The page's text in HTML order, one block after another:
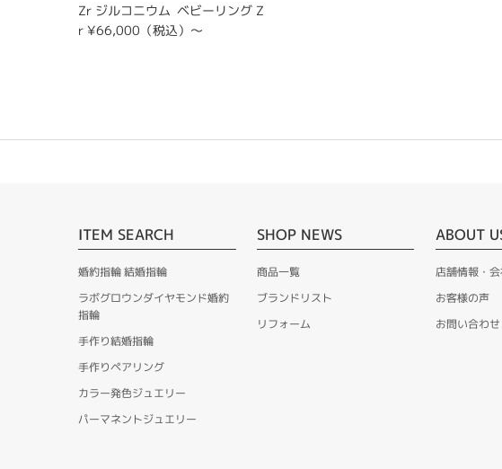
Zr ジルコニウム ベビーリング Z
r ¥66,000（税込）〜
ITEM SEARCH
婚約指輪 結婚指輪
ラボグロウンダイヤモンド婚約
指輪
手作り結婚指輪
手作りペアリング
カラー発色ジュエリー
パーマネントジュエリー
SHOP NEWS
商品一覧
ブランドリスト
リフォーム
ABOUT
店舗情報・
お客様の声
お問い合わせ